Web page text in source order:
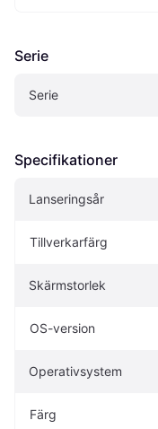
Serie
Serie
Specifikationer
Lanseringsår
Tillverkarfärg
Skärmstorlek
OS-version
Operativsystem
Färg